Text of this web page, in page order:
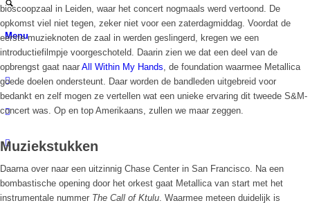
Menu
bioscoopzaal in Leiden, waar het concert nogmaals werd vertoond. De
opkomst viel niet tegen, zeker niet voor een zaterdagmiddag. Voordat de
eerste muzieknoten de zaal in werden geslingerd, kregen we een
introductiefilmpje voorgeschoteld. Daarin zien we dat een deel van de
opbrengst gaat naar All Within My Hands , de foundation waarmee Metallica
goede doelen ondersteunt. Daar worden de bandleden uitgebreid voor
bedankt en zelf mogen ze vertellen wat een unieke ervaring dit tweede S&M-
concert was. Op en top Amerikaans, zullen we maar zeggen.
Muziekstukken
Daarna over naar een uitzinnig Chase Center in San Francisco. Na een
bombastische opening door het orkest gaat Metallica van start met het
instrumentale nummer The Call of Ktulu . Waarmee meteen duidelijk is